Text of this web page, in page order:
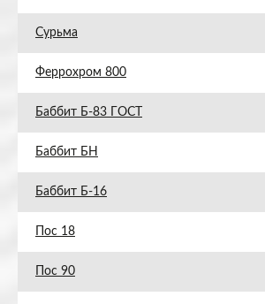
Сурьма
Феррохром 800
Баббит Б-83 ГОСТ
Баббит БН
Баббит Б-16
Пос 18
Пос 90